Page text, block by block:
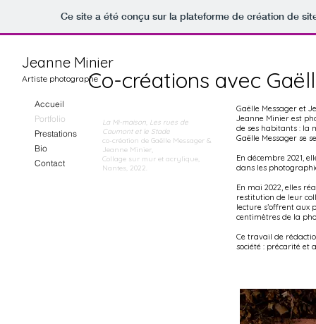
Ce site a été conçu sur la plateforme de création de
Accueil
Portfolio
Prestations
Bio
Contact
Jeanne Minier
Artiste photographeCo-créations avec
La Mi-maison, Les rues de
Caumont et le Stade
co-création de Gaëlle Messager &
Jeanne Minier,
Collage sur mur et acrylique,
Nantes, 2022.
Gaëlle Messager et
Jeanne Minier est
de ses habitants : la
Gaëlle Messager se
En décembre 2021,
dans les
En mai 2022, elles
restitution de leur
lecture s’offrent aux
centimètres de la
Ce travail de
société : précarité et